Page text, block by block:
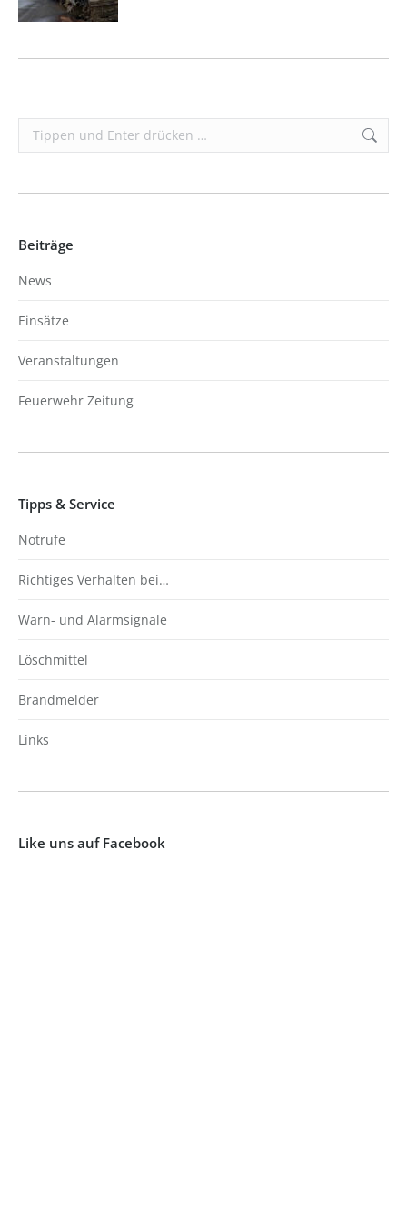
Search:
Beiträge
News
Einsätze
Veranstaltungen
Feuerwehr Zeitung
Tipps & Service
Notrufe
Richtiges Verhalten bei…
Warn- und Alarmsignale
Löschmittel
Brandmelder
Links
Like uns auf Facebook